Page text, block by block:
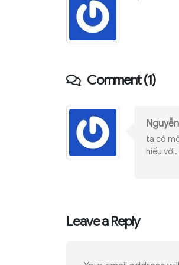
Comment (1)
tạ có
hiểu
Leave a Reply